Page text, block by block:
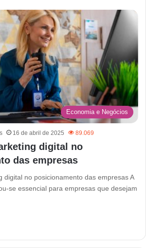
Economia e Negócios
16 de abril de 2025 89.069
digital no
das empresas
digital no posicionamento das empresas A
se essencial para empresas que desejam